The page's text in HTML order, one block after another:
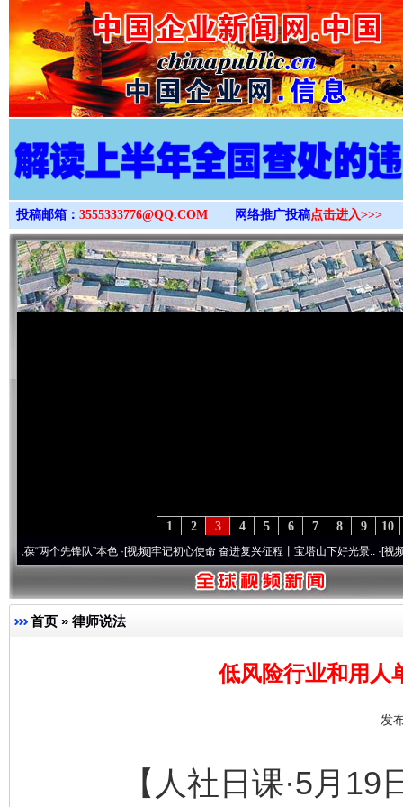
>
投稿邮箱： 3555333776@QQ.COM 网络推广投稿点击进入>>>
10
9
8
7
6
5
4
3
2
1
先锋队”本色·[视频]牢记初心使命 奋进复兴征程丨宝塔山下好光景..·[视频]因党而生
首页 » 律师说法
低风险行业和用人
发
【人社日课·5月19日